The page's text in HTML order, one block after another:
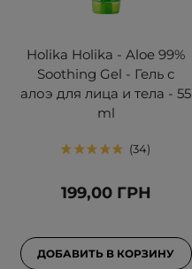
Holika Holika - Aloe 99%
Soothing Gel - Гель с
алоэ для лица и тела - 55
ml
34
199,00 ГРН
ДОБАВИТЬ В КОРЗИНУ